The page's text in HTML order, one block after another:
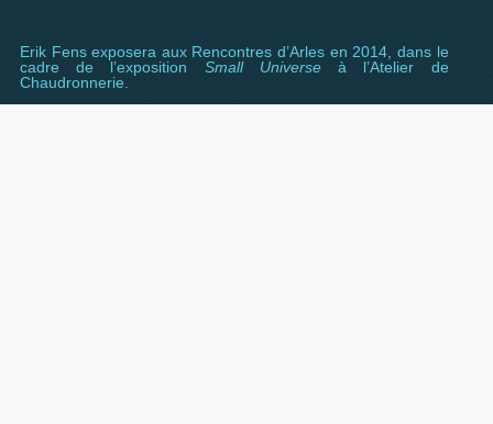
Erik Fens exposera aux Rencontres d’Arles en 2014, dans le
cadre de l’exposition Small Universeà l’Atelier de
Chaudronnerie.